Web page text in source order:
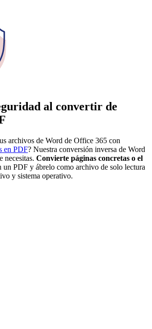
al convertir de
archivos de Word de Office 365 con
en PDF? Nuestra conversión inversa de Word
necesitas. Convierte páginas concretas o el
un PDF y ábrelo como archivo de solo lectura
y sistema operativo.